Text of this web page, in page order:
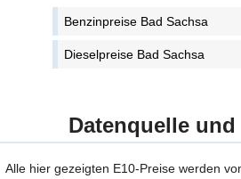
Benzinpreise Bad Sachsa
Dieselpreise Bad Sachsa
Datenquelle und
Alle hier gezeigten E10-Preise werden